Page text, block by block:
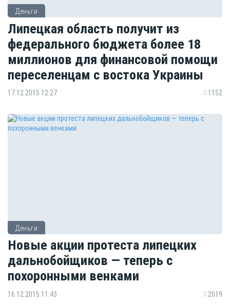
Деньги
Липецкая область получит из
федерального бюджета более 18
миллионов для финансовой помощи
переселенцам с востока Украины
17.12.2015 12:27 1152
Деньги
Новые акции протеста липецких
дальнобойщиков — теперь с
похоронными венками
16.12.2015 11:43 2019